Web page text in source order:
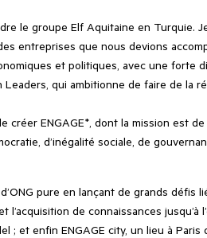
le groupe Elf Aquitaine en Turquie.
entreprises que nous devions
et politiques, avec une forte
Leaders, qui ambitionne de faire de la
créer ENGAGE*, dont la mission est
d’inégalité sociale, de
pure en lançant de grands défis
de connaissances jusqu’à
; et enfin ENGAGE city, un lieu à Paris